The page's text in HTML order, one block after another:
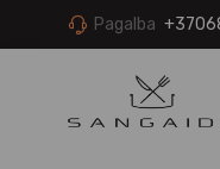
Pagalba